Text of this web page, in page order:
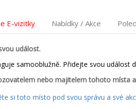
E-vizitky Nabídky / Akce
událost.
samooblužně. Přidejte svou událost
nebo majitelem tohoto místa
si toto místo pod svou správu a své